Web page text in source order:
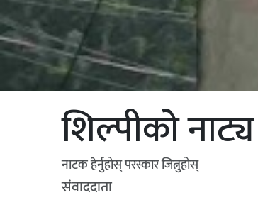
शिल्पीको नाट्य
नाटक हेर्नुहोस् परस्कार जित्नुहोस्
संवाददाता